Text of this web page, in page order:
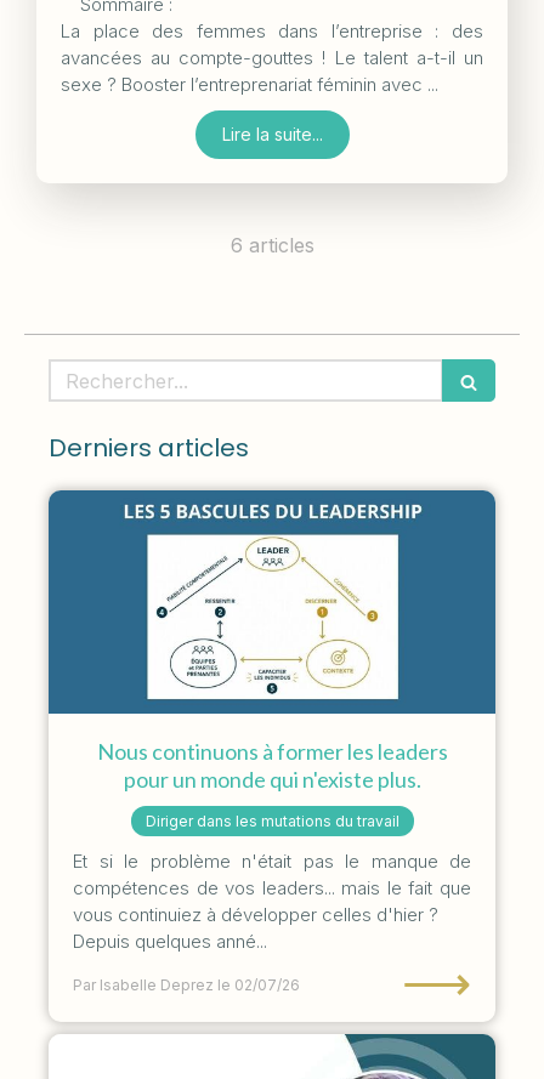
La place des femmes dans l’entreprise : des
avancées au compte-gouttes ! Le talent a-t-il un
sexe ? Booster l’entreprenariat féminin avec ...
Lire la suite...
6 articles
Rechercher
Derniers articles
Nous continuons à former les leaders
pour un monde qui n'existe plus.
Diriger dans les mutations du travail
Et si le problème n'était pas le manque de
compétences de vos leaders... mais le fait que
vous continuiez à développer celles d'hier ?
Depuis quelques anné...
Par Isabelle Deprez le 02/07/26 ⟶